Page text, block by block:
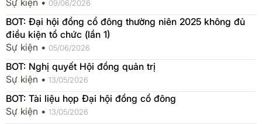
Sự kiện • 09/06/2026
BOT: Đại hội đồng cổ đông thường niên 2025 không đủ
điều kiện tổ chức (lần 1)
Sự kiện • 05/06/2026
BOT: Nghị quyết Hội đồng quản trị
Sự kiện • 13/05/2026
BOT: Tài liệu họp Đại hội đồng cổ đông
Sự kiện • 13/05/2026